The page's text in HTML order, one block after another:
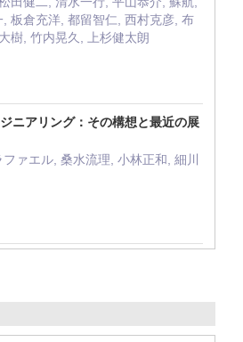
板倉充洋, 都留智仁, 西村克彦, 布
樹, 竹内晃久, 上杉健太朗
ニアリング：その構想と最近の展
ァエル, 桑水流理, 小林正和, 細川